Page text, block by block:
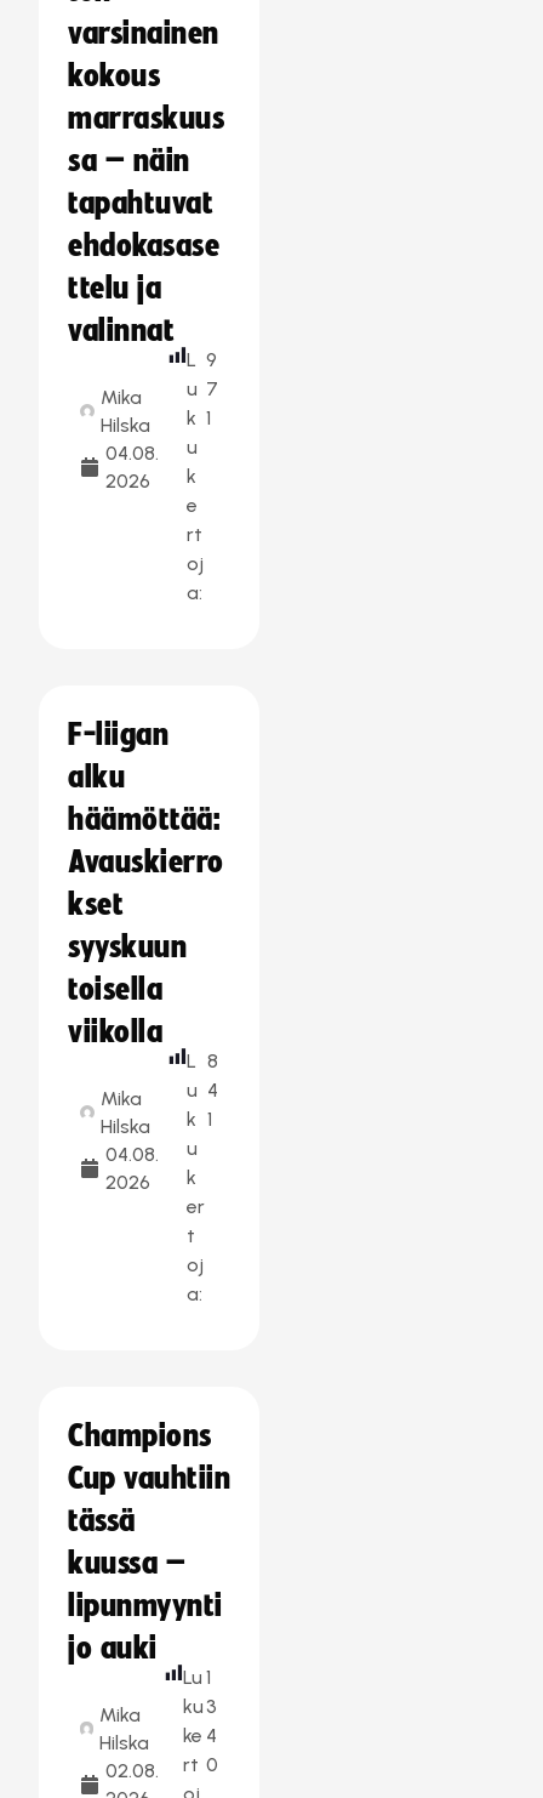
varsinainen
kokous
marraskuus
sa – näin
tapahtuvat
ehdokasase
ttelu ja
valinnat
Mika
Hilska
04.08.
2026
L
u
k
u
k
e
rt
oj
a:
9
7
1
F-liigan
alku
häämöttää:
Avauskierro
kset
syyskuun
toisella
viikolla
Mika
Hilska
04.08.
2026
L
u
k
u
k
er
t
oj
a:
8
4
1
Champions
Cup vauhtiin
tässä
kuussa –
lipunmyynti
jo auki
Mika
Hilska
02.08.
Lu
ku
ke
rt
1
3
4
0